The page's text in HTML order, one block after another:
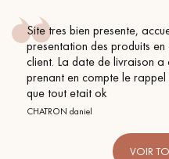
Site tres bien presente,
presentation des produits
client. La date de livraison
prenant en compte le
que tout etait ok
CHATRON daniel
VOIR